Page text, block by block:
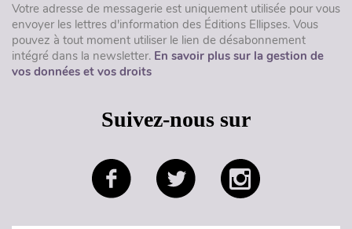
Votre adresse de messagerie est uniquement utilisée pour vous
envoyer les lettres d'information des Éditions Ellipses. Vous
pouvez à tout moment utiliser le lien de désabonnement
intégré dans la newsletter. En savoir plus sur la gestion de
vos données et vos droits
Suivez-nous sur